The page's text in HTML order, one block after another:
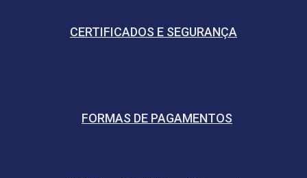
CERTIFICADOS E SEGURANÇA
FORMAS DE PAGAMENTOS